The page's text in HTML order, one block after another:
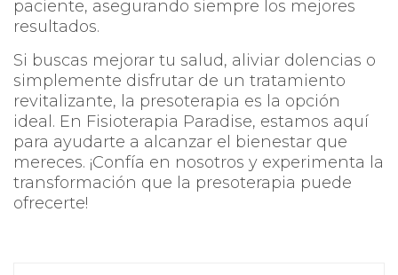
paciente, asegurando siempre los mejores
resultados.
Si buscas mejorar tu salud, aliviar dolencias o
simplemente disfrutar de un tratamiento
revitalizante, la presoterapia es la opción
ideal. En Fisioterapia Paradise, estamos aquí
para ayudarte a alcanzar el bienestar que
mereces. ¡Confía en nosotros y experimenta la
transformación que la presoterapia puede
ofrecerte!